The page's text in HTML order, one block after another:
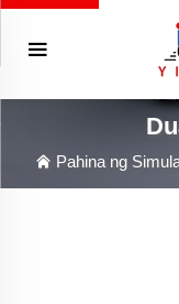
Pahina ng